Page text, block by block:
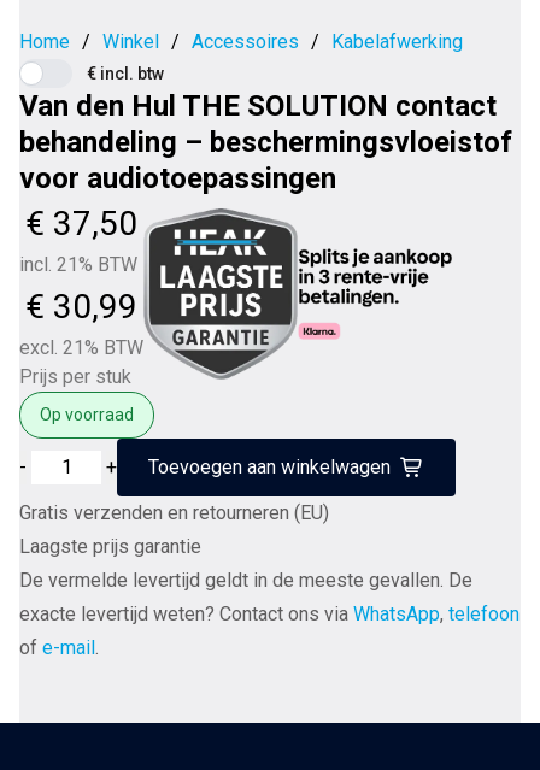
Home / Winkel / Accessoires / Kabelafwerking
€ incl. btw
Van den Hul THE SOLUTION contact
behandeling – beschermingsvloeistof
voor audiotoepassingen
€ 37,50
incl. 21% BTW
€ 30,99
excl. 21% BTW
Prijs per stuk
Op voorraad
Van
den
Hul
THE
SOLUTION
contact
- +
Toevoegen aan winkelwagen
Gratis verzenden en retourneren (EU)
Laagste prijs garantie
De vermelde levertijd geldt in de meeste gevallen. De
exacte levertijd weten? Contact ons via WhatsApp, telefoon
of e-mail.